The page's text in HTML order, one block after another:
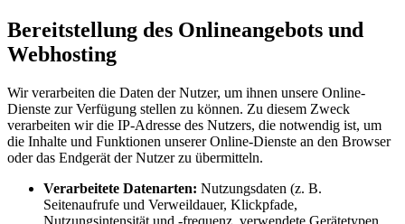
Bereitstellung des Onlineangebots und
Webhosting
Wir verarbeiten die Daten der Nutzer, um ihnen unsere Online-
Dienste zur Verfügung stellen zu können. Zu diesem Zweck
verarbeiten wir die IP-Adresse des Nutzers, die notwendig ist, um
die Inhalte und Funktionen unserer Online-Dienste an den Browser
oder das Endgerät der Nutzer zu übermitteln.
Verarbeitete Datenarten: Nutzungsdaten (z. B.
Seitenaufrufe und Verweildauer, Klickpfade,
Nutzungsintensität und -frequenz, verwendete Gerätetypen